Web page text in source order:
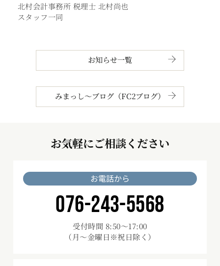
北村会計事務所 税理士 北村尚也
スタッフ一同
お知らせ一覧
みまっし～ブログ（FC2ブログ）
お気軽にご相談ください
お電話から
076-243-5568
受付時間 8:50～17:00
（月～金曜日※祝日除く）